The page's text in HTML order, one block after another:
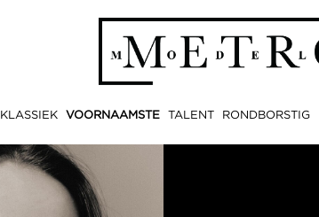
KLASSIEK VOORNAAMSTE TALENT RONDBORSTIG